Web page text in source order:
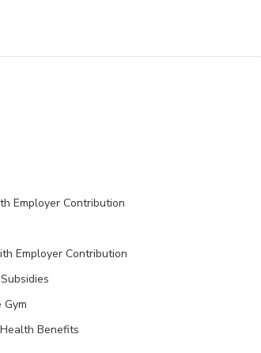
Employer Contribution
Employer Contribution
Benefits